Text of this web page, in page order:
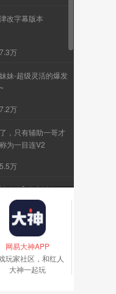
改字幕版本
万
妹-超级灵活的爆发
万
了，只有辅助一哥才
为一目连V2
万
攻略】机制全解
！阎魔大人去哪里？
10.7万
对线，理性打团！如
性的烟烟罗，你还...
网易大神APP
玩家社区，和红人
大神一起玩